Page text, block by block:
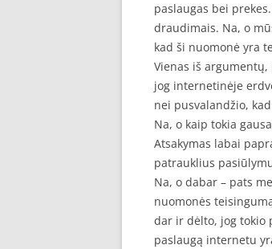
paslaugas bei
draudimais. Na, o
kad ši nuomonė yra
Vienas iš
jog internetinėje
nei pusvalandžio,
Na, o kaip tokia
Atsakymas labai
patrauklius
Na, o dabar – pats
nuomonės
dar ir dėlto, jog tokio
paslaugą internetu